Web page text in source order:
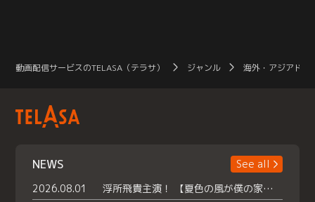
動画配信サービスのTELASA（テラサ） ジャンル 海外・アジアドラ
NEWS
See all
2026.08.01
浮所飛貴主演！ 【夏色の風が僕の家にやってきた】 本日よりテラサで独占配信スタート！